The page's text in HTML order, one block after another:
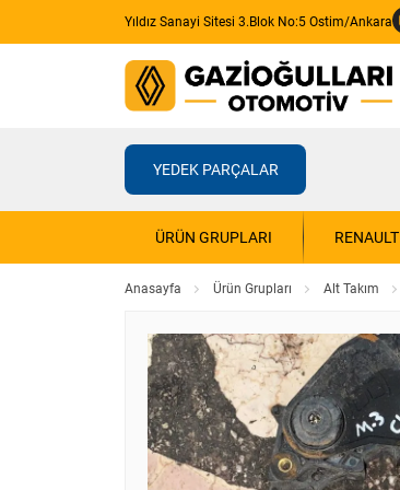
Yıldız Sanayi Sitesi 3.Blok No:5 Ostim/Ankara
YEDEK PARÇALAR
ÜRÜN GRUPLARI RENAULT
Anasayfa Ürün Grupları Alt Takım